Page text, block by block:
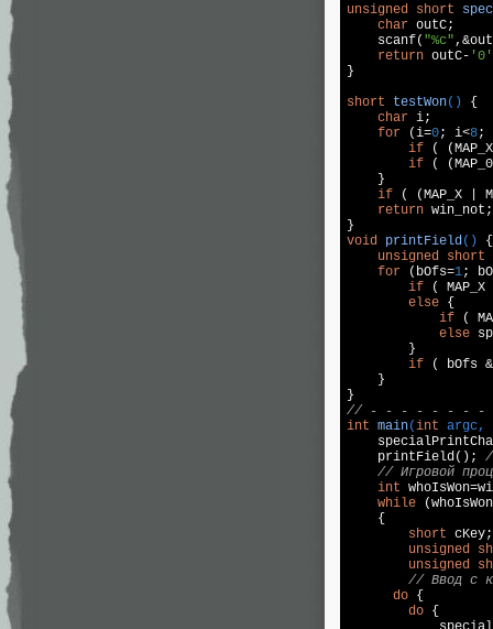
unsigned
short
char outC;
scanf( "%c"
return outC- '0'
}
short
testWon()
{
char i;
for (i=0; i<8;
if (
if (
    }
if ( (MAP_X |
return win_not;
void
printField ()
{
unsigned
short
for (bOfs=1;
if (
else {
if (
else
        }
if ( bOfs &
    }
// - - - - - - - -
int main(int argc,
    printField();
// Игровой
int
while
    {
short cKey;
unsigned
unsigned
// Ввод с
do {
do {